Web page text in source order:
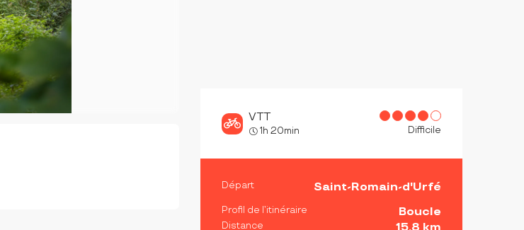
VTT
1h 20min Difficile
INFORMATIONS
Départ Saint-Romain-d'Urfé
Profil de l’itinéraire Boucle
Distance